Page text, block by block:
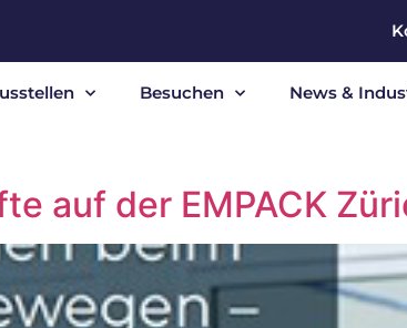
Besuchen News &
auf der EMPACK